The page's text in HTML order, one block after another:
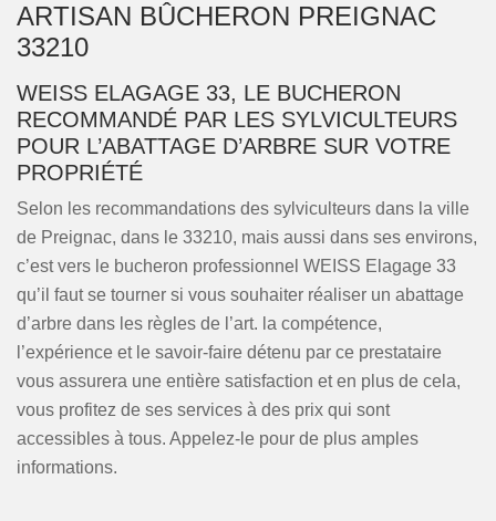
ARTISAN BÛCHERON PREIGNAC
33210
WEISS ELAGAGE 33, LE BUCHERON
RECOMMANDÉ PAR LES SYLVICULTEURS
POUR L’ABATTAGE D’ARBRE SUR VOTRE
PROPRIÉTÉ
Selon les recommandations des sylviculteurs dans la ville
de Preignac, dans le 33210, mais aussi dans ses environs,
c’est vers le bucheron professionnel WEISS Elagage 33
qu’il faut se tourner si vous souhaiter réaliser un abattage
d’arbre dans les règles de l’art. la compétence,
l’expérience et le savoir-faire détenu par ce prestataire
vous assurera une entière satisfaction et en plus de cela,
vous profitez de ses services à des prix qui sont
accessibles à tous. Appelez-le pour de plus amples
informations.